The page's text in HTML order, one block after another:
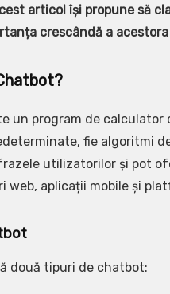
articol își propune să
crescândă a
un program de
fie algoritmi
utilizatorilor și pot
aplicații mobile și
două tipuri de chatbot: